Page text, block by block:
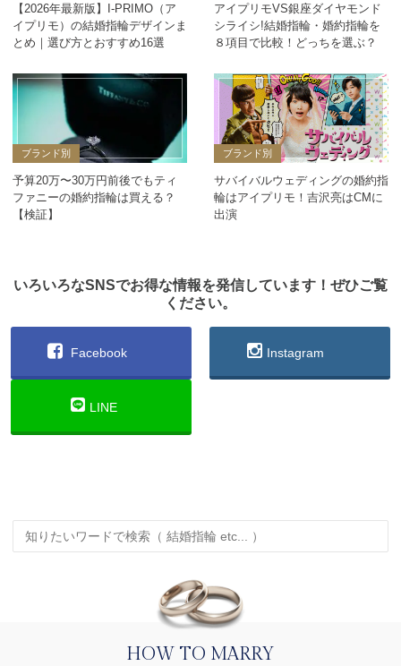
【2026年最新版】I-PRIMO（ア
イプリモ）の結婚指輪デザインま
とめ｜選び方とおすすめ16選
アイプリモVS銀座ダイヤモンド
シライシ!結婚指輪・婚約指輪を
８項目で比較！どっちを選ぶ？
ブランド別
予算20万〜30万円前後でもティ
ファニーの婚約指輪は買える？
【検証】
ブランド別
サバイバルウェディングの婚約指
輪はアイプリモ！吉沢亮はCMに
出演
いろいろなSNSでお得な情報を発信しています！ぜひご覧
ください。
Facebook Instagram
LINE
HOW TO MARRY